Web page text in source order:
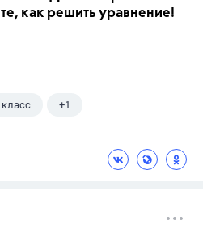
как решить уравнение!
класс +1